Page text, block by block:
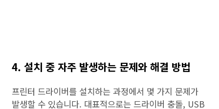
4. 설치 중 자주 발생하는 문제와 해결 방법
프린터 드라이버를 설치하는 과정에서 몇 가지 문제가
발생할 수 있습니다. 대표적으로는 드라이버 충돌, USB